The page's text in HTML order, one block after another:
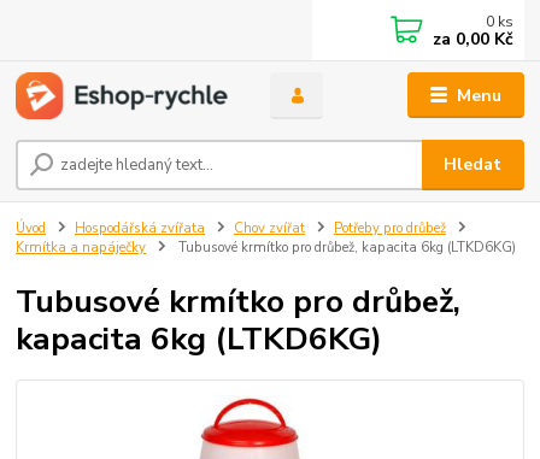
Menu
Hledat
0 ks
za 0,00 Kč
Úvod Hospodářská zvířata Chov zvířat
Potřeby pro drůbež
Krmítka a napáječky
Tubusové krmítko pro drůbež, kapacita 6kg (LTKD6KG)
Tubusové krmítko pro drůbež,
kapacita 6kg (LTKD6KG)